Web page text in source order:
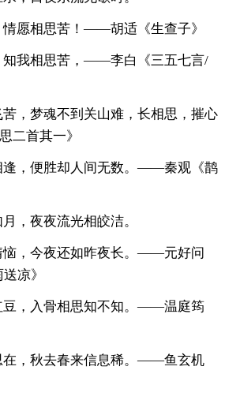
情愿相思苦！——胡适《生查子》
知我相思苦，——李白《三五七言/
，梦魂不到关山难，长相思，摧心
二首其一》
逢，便胜却人间无数。——秦观《鹊
，夜夜流光相皎洁。
恼，今夜还如昨夜长。——元好问
凉》
豆，入骨相思知不知。——温庭筠
在，秋去春来信息稀。——鱼玄机